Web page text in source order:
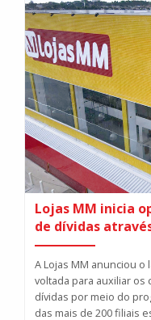
Lojas MM inicia
de dívidas
A Lojas MM anunciou
voltada para auxiliar os
dívidas por meio do
das mais de 200 filiais